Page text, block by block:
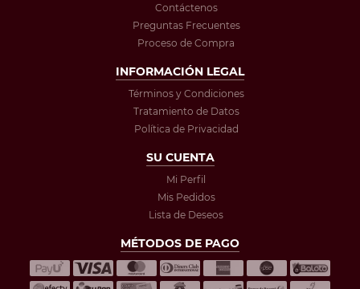
Contáctenos
Preguntas Frecuentes
Proceso de Compra
INFORMACIÓN LEGAL
Términos y Condiciones
Tratamiento de Datos
Política de Privacidad
SU CUENTA
Mi Perfil
Mis Pedidos
Lista de Deseos
MÉTODOS DE PAGO